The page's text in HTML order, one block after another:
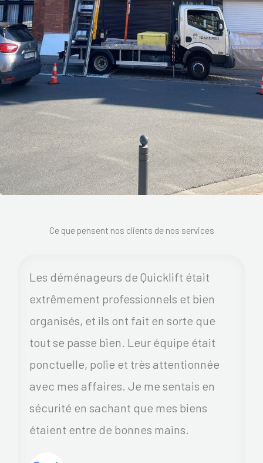
Ce que pensent nos clients de nos services
Les déménageurs de Quicklift était
extrêmement professionnels et bien
organisés, et ils ont fait en sorte que
tout se passe bien. Leur équipe était
ponctuelle, polie et très attentionnée
avec mes affaires. Je me sentais en
sécurité en sachant que mes biens
étaient entre de bonnes mains.